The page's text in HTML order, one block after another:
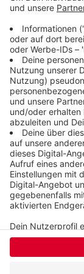
Mettmann-
Jugend
Jägerhaus-
Veröffentlicht:
Anzeige
Anzeige